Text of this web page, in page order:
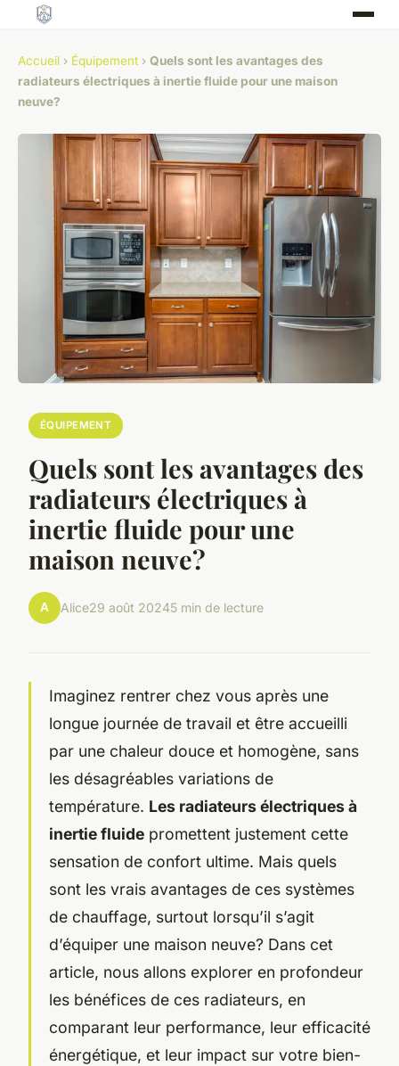
Accueil › Équipement › Quels sont les avantages des
radiateurs électriques à inertie fluide pour une maison
neuve?
ÉQUIPEMENT
Quels sont les avantages des
radiateurs électriques à
inertie fluide pour une
maison neuve?
A Alice29 août 20245 min de lecture
Imaginez rentrer chez vous après une
longue journée de travail et être accueilli
par une chaleur douce et homogène, sans
les désagréables variations de
température. Les radiateurs électriques à
inertie fluide promettent justement cette
sensation de confort ultime. Mais quels
sont les vrais avantages de ces systèmes
de chauffage, surtout lorsqu’il s’agit
d’équiper une maison neuve? Dans cet
article, nous allons explorer en profondeur
les bénéfices de ces radiateurs, en
comparant leur performance, leur efficacité
énergétique, et leur impact sur votre bien-